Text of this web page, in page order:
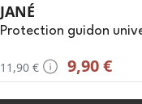
JANÉ
Protection guidon
11,90 € 9,90 €